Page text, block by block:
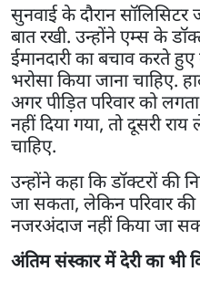
सुनवाई के दौरान
बात रखी. उन्होंने एम्स के
ईमानदारी का बचाव करते
भरोसा किया जाना चाहिए.
अगर पीड़ित परिवार को
नहीं दिया गया, तो दूसरी
चाहिए.
उन्होंने कहा कि डॉक्टरों की
जा सकता, लेकिन परिवार
नजरअंदाज नहीं किया जा
अंतिम संस्कार में देरी का भी